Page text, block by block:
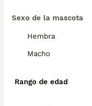
Sexo de la mascota
Hembra
Macho
Rango de edad